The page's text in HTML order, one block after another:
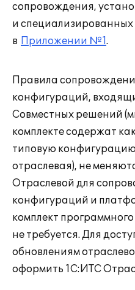
сопровождения,
и
в Приложении №1.
Правила
конфигураций,
Совместных решений
комплекте содержат
типовую
отраслевая), не
Отраслевой для
конфигураций и
комплект
не требуется. Для
обновлениям
оформить 1С:ИТС